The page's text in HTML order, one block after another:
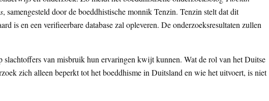
, samengesteld door de boeddhistische monnik Tenzin. Tenzin stelt dat dit
is en een verifieerbare database zal opleveren. De onderzoeksresultaten zullen
slachtoffers van misbruik hun ervaringen kwijt kunnen. Wat de rol van het Duitse
zich alleen beperkt tot het boeddhisme in Duitsland en wie het uitvoert, is niet